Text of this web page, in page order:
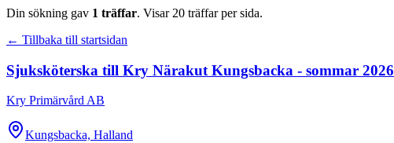
Din sökning gav 1 träffar. Visar 20 träffar per sida.
← Tillbaka till startsidan
Sjuksköterska till Kry Närakut Kungsbacka - sommar 2026
Kry Primärvård AB
Kungsbacka, Halland